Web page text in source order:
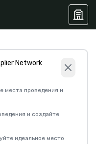
Network
места проведения и
и создайте
идеальное место